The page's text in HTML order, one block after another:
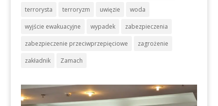
terrorysta terroryzm uwięzie woda
wyjście ewakuacyjne wypadek zabezpieczenia
zabezpieczenie przeciwprzepięciowe zagrożenie
zakładnik Zamach